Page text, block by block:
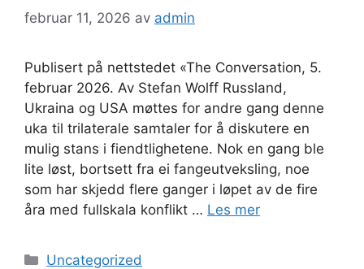
februar 11, 2026 av admin
Publisert på nettstedet «The Conversation, 5.
februar 2026. Av Stefan Wolff Russland,
Ukraina og USA møttes for andre gang denne
uka til trilaterale samtaler for å diskutere en
mulig stans i fiendtlighetene. Nok en gang ble
lite løst, bortsett fra ei fangeutveksling, noe
som har skjedd flere ganger i løpet av de fire
åra med fullskala konflikt … Les mer
Kategorier
Uncategorized